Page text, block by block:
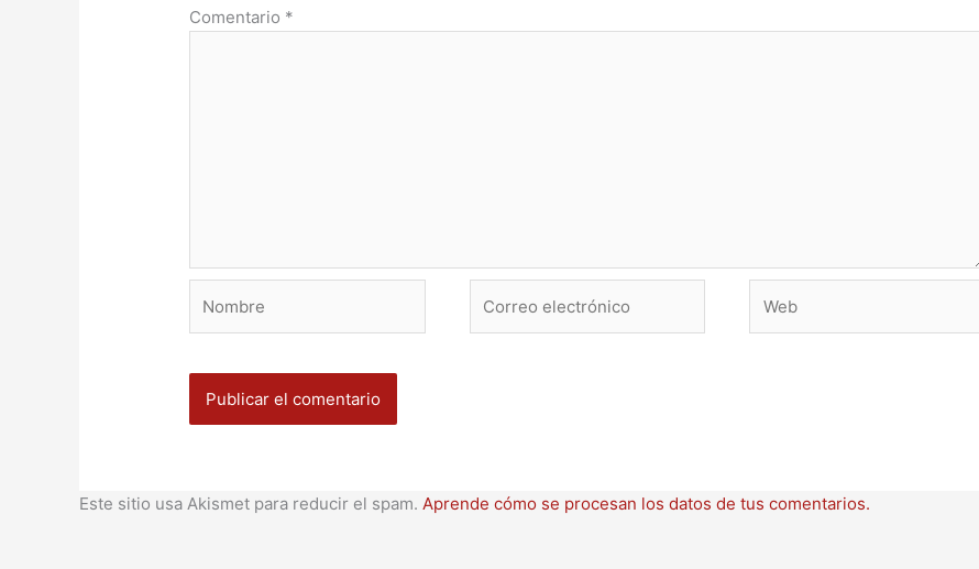
Comentario *
electrónico
Este sitio usa Akismet para reducir el spam. Aprende cómo se procesan los datos de tus comentarios.